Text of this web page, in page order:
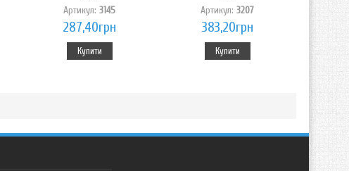
Артикул: 3145
287,40грн
Купити
Артикул: 3207
383,20грн
Купити